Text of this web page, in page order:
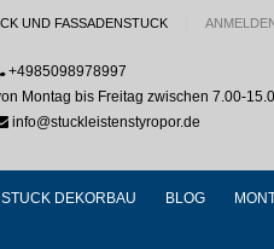
UND FASSADENSTUCK
+4985098978997
Montag bis Freitag zwischen 7.00-
info@stuckleistenstyropor.de
STUCK DEKORBAU BLOG